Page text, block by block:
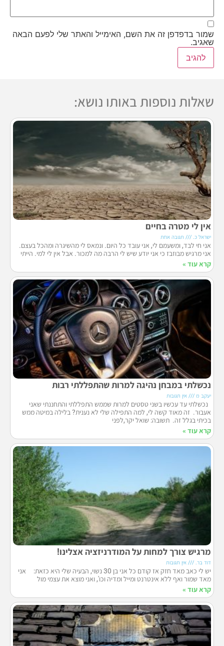
שמור בדפדפן זה את השם, האימייל והאתר שלי לפעם הבאה
שאגיב.
שאלות נוספות באותו נושא:
אין לי מטרה בחיים
ישראל כ. תגובה אחת
אני חי לבד, ומשעמם לי, אני עובד כל היום. ונמאס לי מהשיגרה ומהכל בעצם.
אני מרגיש מבוזבז כי אני יודע שיש לי הרבה מה למכור. אבל אין לי למי. הייתי
קרא עוד »
נכשלתי במבחן נהיגה למרות שהתפללתי רבות
יעקב מ אין תגובות
נכשלתי עד עכשיו בשני טסטים למרות שממש התפללתי והתחננתי שאני
אעבור. זה מאוד קשה לי, למה התפילה שלי לא נענית? בלילה במיטה ממש
בכיתי בגלל זה. תשובה: שואל יקר,לפני
קרא עוד »
מרגיש צורך למחות על המודרניזציה אצלינו!
דוד בר. אין תגובות
יש לי כאב מאד חזק אז קודם כל אני בן 30 נשוי, הבעיה שלי היא כזאת: אני
מאד שמור ואף ללא אינטרנט ומייל ומדיה וכו', ואני מוצא את עצמי מול
קרא עוד »